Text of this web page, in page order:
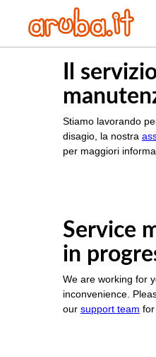
Il
Stiamo lavorando
disagio, la nostra
per maggiori
Service
in
We are working for
inconvenience.
our support team